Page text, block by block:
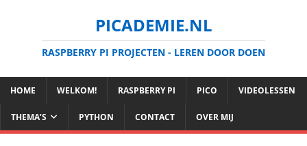
PICADEMIE.NL
RASPBERRY PI PROJECTEN - LEREN DOOR DOEN
HOME WELKOM! RASPBERRY PI PICO VIDEOLESSEN
THEMA’S PYTHON CONTACT OVER MIJ